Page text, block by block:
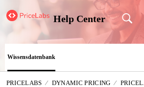
Help Center
Wissensdatenbank
PRICELABS DYNAMIC PRICING